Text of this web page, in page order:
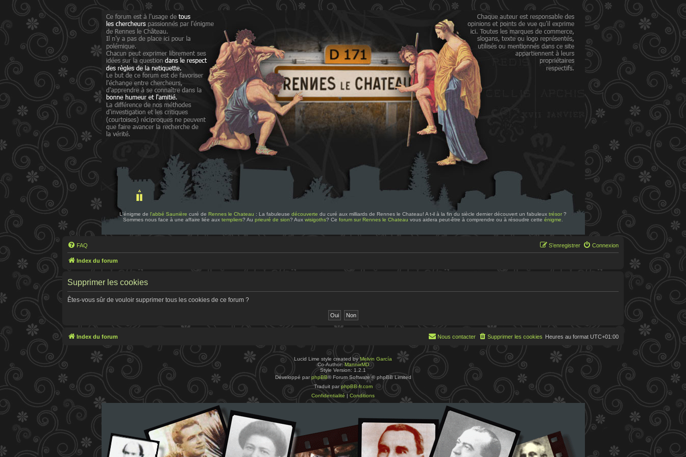
L'énigme de l'abbé Saunière curé de Rennes le Chateau : La fabuleuse découverte du curé aux milliards de Rennes le Chateau! A t-il à la fin du siècle dernier découvert un fabuleux trésor ?
Sommes nous face à une affaire liée aux templiers? Au prieuré de sion? Aux wisigoths? Ce forum sur Rennes le Chateau vous aidera peut-être à comprendre ou à résoudre cette énigme
FAQ Connexion
S’enregistrer
Index du forum
Supprimer les cookies
Êtes-vous sûr de vouloir supprimer tous les cookies de ce forum ?
Index du forum Heures au format UTC+01:00
Supprimer les cookies
Nous contacter
Lucid Lime style created byMelvin García
Co-Author:MannixMD
Style Version: 1.2.1
Développé par phpBB® Forum Software © phpBB Limited
Traduit par phpBB-fr.com
Confidentialité | Conditions